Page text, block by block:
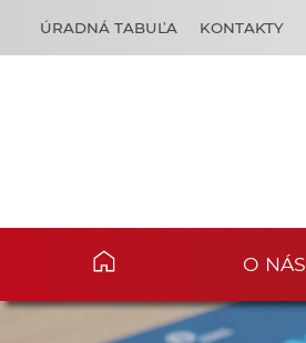
ÚRADNÁ TABUĽA KONTAKTY
O NÁS